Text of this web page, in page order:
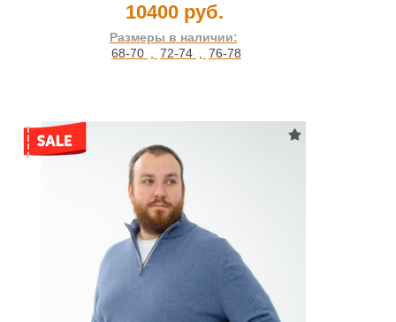
10400 руб.
Размеры в наличии:
68-70 , 72-74 , 76-78